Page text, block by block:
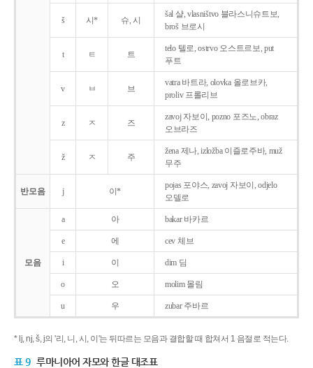
š 시* 슈, 시
šal 샬, vlasništvo 블라스니슈트보,
broš 브로시
t ㅌ 트
telo 텔로, ostrvo 오스트르보, put
푸트
v ㅂ 브
vatra 바트라, olovka 올로브카,
proliv 프롤리브
z ㅈ 즈
zavoj 자보이, pozno 포즈노, obraz
오브라즈
ž ㅈ 주
žena 제나, izložba 이즐로주바, muž
무주
반모음 j 이*
pojas 포야스, zavoj 자보이, odjelo
오델로
모음
a 아 bakar 바카르
e 에 cev 체브
i 이 dim 딤
o 오 molim 몰림
u 우 zubar 주바르
* lj, nj, š, j의 '리, 니, 시, 이'는 뒤따르는 모음과 결합할 때 합쳐서 1 음절로 적는다.
표 9 루마니아어 자모와 한글 대조표